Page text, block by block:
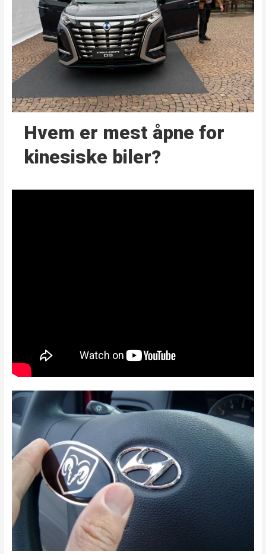
Hvem er mest åpne for
kinesiske biler?